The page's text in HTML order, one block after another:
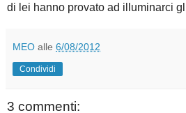
di lei hanno provato ad illuminarci
MEO alle 6/08/2012
Condividi
3 commenti: